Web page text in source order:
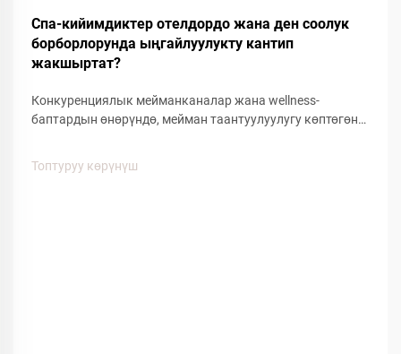
Спа-кийимдиктер отелдордо жана ден соолук
борборлорунда ыңгайлуулукту кантип
жакшыртат?
Конкуренциялык мейманканалар жана wellness-
баптардын өнөрүндө, мейман таантуулуулугу көптөгөн
тийгизген көптөгөн факторлордун ичинен, спа кийимдер
Топтуруу көрүнүш